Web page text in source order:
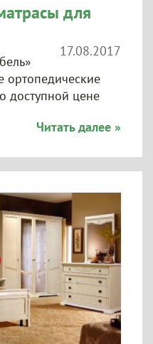
для
17.08.2017
ортопедические
доступной цене
Читать далее »